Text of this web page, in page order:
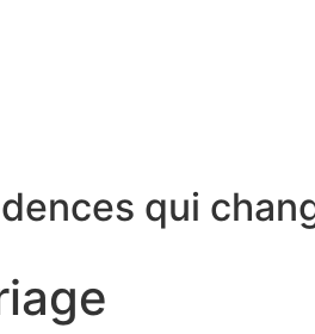
qui